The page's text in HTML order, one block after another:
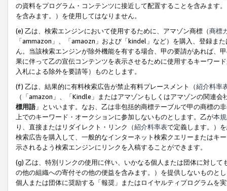
の資料をプログラム・コンテンツに接近して配置することを含みます
を含みます。）を使用してはなりません。
(e) 乙は、検索エンジンにおいて使用するために、アマゾン商標（商標
「ammazon」、「amaozn」および「kindel」など）を購入、登録ま
ん。当該検索エンジンが除外機能を有する場合、甲の要請があれば、
果に伴って乙の宣伝コンテンツを表示させるために使用するキーワー
入札による除外を要請等）ものとします。
(f) 乙は、結果的に有料検索広告が禁止有料プレースメント（紹介料率
（「amazon」、「Kindle」またはアマゾンもしくはアマゾンの関連
標用語」といいます。なお、乙は非包括的商標テーブルで甲の商標の
上でのキーワード・オークションに参加しないものとします。乙が本
り、直接またはリダイレクト・リンク（紹介料率表で定義します。）
検索広告を購入して、一般的なインターネット検索クエリーまたはキ
示されるよう検索エンジンにリンクを入稿することができます。
(g) 乙は、特別リンクの使用に伴い、いかなる個人または団体に対し
の他の組織への寄付その他の便益を含みます。）を提供しないものと
個人または団体に奨励する「報奨」またはロイヤルティプログラムを